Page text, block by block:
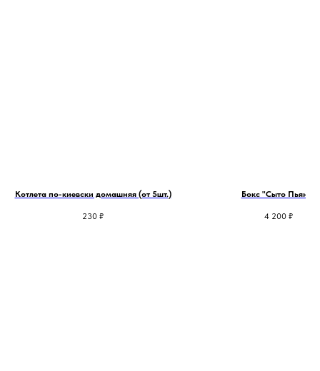
Котлета по-киевски домашняя (от 5шт.)
230 ₽
Бокс "Сыто Пьяно"
4 200 ₽